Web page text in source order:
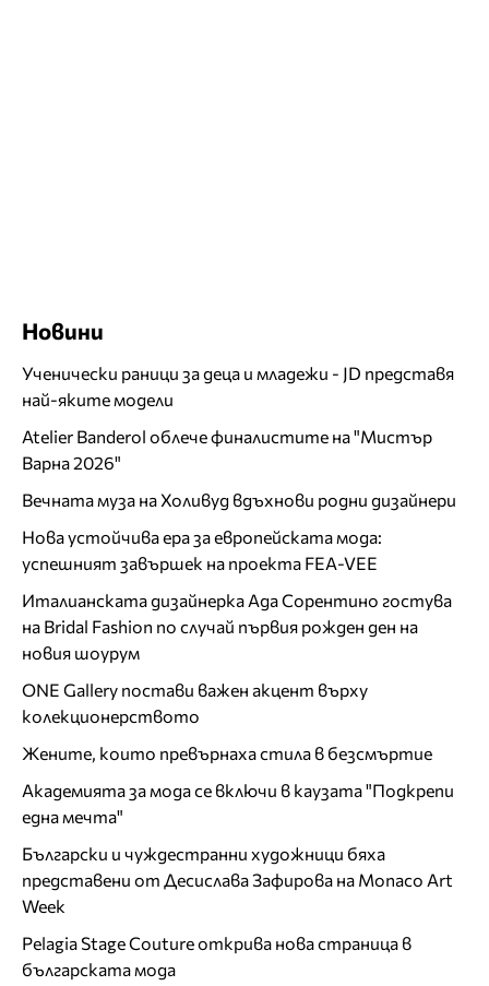
Новини
Ученически раници за деца и младежи - JD представя
най-яките модели
Atelier Banderol облече финалистите на "Мистър
Варна 2026"
Вечната муза на Холивуд вдъхнови родни дизайнери
Нова устойчива ера за европейската мода:
успешният завършек на проекта FEA-VEE
Италианската дизайнерка Ада Сорентино гостува
на Bridal Fashion по случай първия рожден ден на
новия шоурум
ONE Gallery постави важен акцент върху
колекционерството
Жените, които превърнаха стила в безсмъртие
Академията за мода се включи в каузата "Подкрепи
една мечта"
Български и чуждестранни художници бяха
представени от Десислава Зафирова на Monaco Art
Week
Pelagia Stage Couture открива нова страница в
българската мода